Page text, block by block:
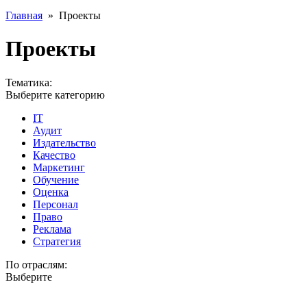
Главная » Проекты
Проекты
Тематика:
Выберите категорию
IT
Аудит
Издательство
Качество
Маркетинг
Обучение
Оценка
Персонал
Право
Реклама
Стратегия
По отраслям:
Выберите